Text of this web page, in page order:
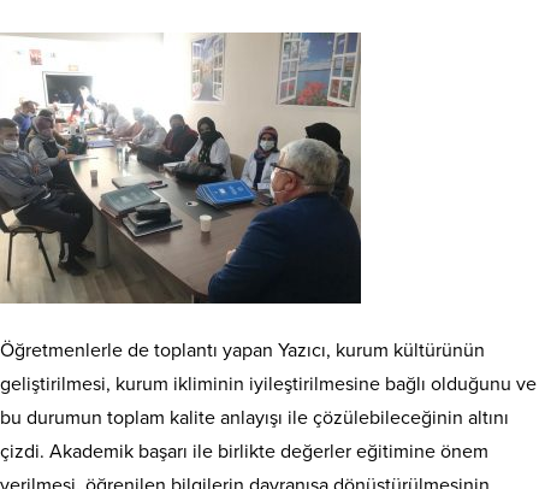
Öğretmenlerle de toplantı yapan Yazıcı, kurum kültürünün
geliştirilmesi, kurum ikliminin iyileştirilmesine bağlı olduğunu ve
bu durumun toplam kalite anlayışı ile çözülebileceğinin altını
çizdi. Akademik başarı ile birlikte değerler eğitimine önem